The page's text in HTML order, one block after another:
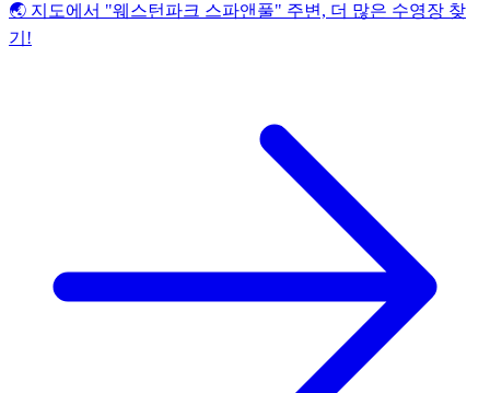
🌏 지도에서 "웨스턴파크 스파앤풀" 주변, 더 많은 수영장 찾
기!